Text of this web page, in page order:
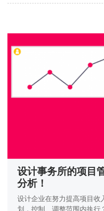
设计事务所的项目
分析！
设计企业在努力提高项目收
划，控制、调整范围内执行